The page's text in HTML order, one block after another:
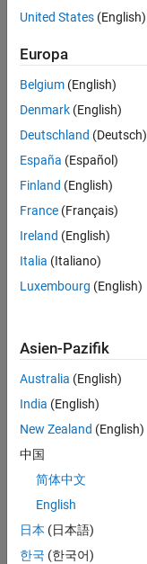
offenen
Stellen,
Ihren
Suchkriterien
entsprechen.
können
die
Suchkriterien
weiter
fassen
oder
alle
Stellenangebote
anzeigen .
noch
keine
offenen
Stellen
können,
die
Ihren
entsprechen,
werden
United States (English)
Europa
Belgium (English)
Denmark (English)
Deutschland (Deutsch)
España (Español)
Finland (English)
France (Français)
Ireland (English)
Italia (Italiano)
Luxembourg (English)
Asien-Pazifik
Australia (English)
India (English)
New Zealand (English)
中国
简体中文
English
日本 (日本語)
한국 (한국어)